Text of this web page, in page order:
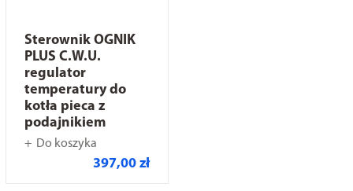
Sterownik OGNIK
PLUS C.W.U.
regulator
temperatury do
kotła pieca z
podajnikiem
Do koszyka
397,00 zł